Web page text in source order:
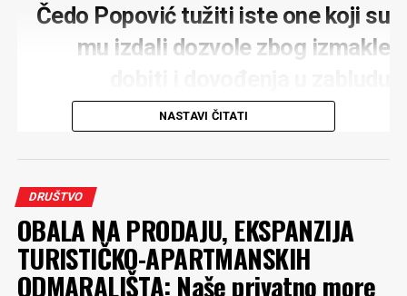
Čedo Popović tužiti iste one koji su
mu izdali dozvole zbog izmakle
Rok o vraćanju plaže u Baošićima, koju je nasula
kompanija Carinekoja gradi megahotel u ovom malom
primorskom mjestu, istekao je 17. jula i nije ispoštovan.
Preko 8.000 kvadrata nasute plaže sada služi kao
parking, a po najavama iz kompanije trebalo je već da
NASTAVI ČITATI
DRUŠTVO
OBALA NA PRODAJU, EKSPANZIJA
TURISTIČKO-APARTMANSKIH
ODMARALIŠTA: Naše privatno more